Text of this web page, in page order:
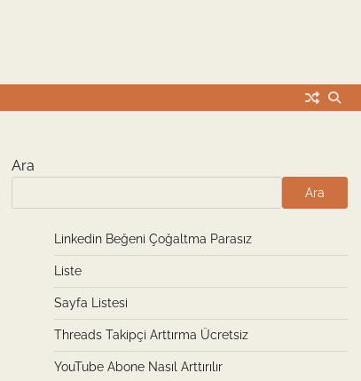
Ara
Ara
Linkedin Beğeni Çoğaltma Parasız
Liste
Sayfa Listesi
Threads Takipçi Arttırma Ücretsiz
YouTube Abone Nasıl Arttırılır